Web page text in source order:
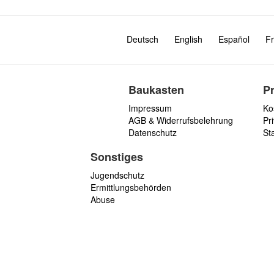
Deutsch English Español
Baukasten
Impressum
AGB & Widerrufsbelehrung
Datenschutz
Sonstiges
Jugendschutz
Ermittlungsbehörden
Abuse